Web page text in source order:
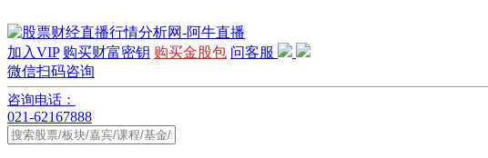
加入VIP 购买财富密钥 购买金股包 问客服
微信扫码咨询
咨询电话：
021-62167888